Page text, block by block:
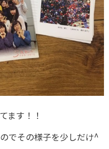
ます！！
でその様子を少しだけ^